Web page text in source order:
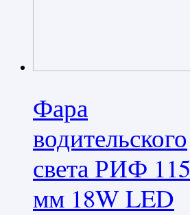
Фара
водительского
света РИФ 115
мм 18W LED